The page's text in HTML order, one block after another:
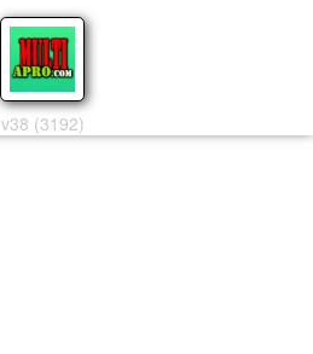
v38 (3192)